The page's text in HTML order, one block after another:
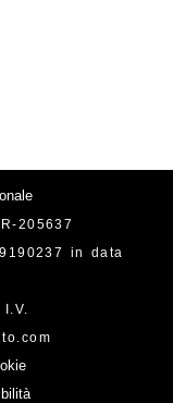
205637
in data